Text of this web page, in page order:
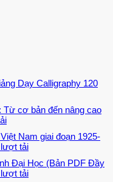
Dạy Calligraphy 120
Từ cơ bản đến nâng cao
Nam giai đoạn 1925-
tải
Đại Học (Bản PDF Đầy
tải